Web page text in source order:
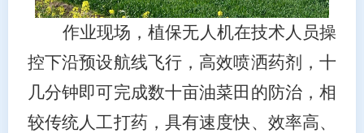
作业现场，植保无人机在技术人员操
控下沿预设航线飞行，高效喷洒药剂，十
几分钟即可完成数十亩油菜田的防治，相
较传统人工打药，具有速度快、效率高、